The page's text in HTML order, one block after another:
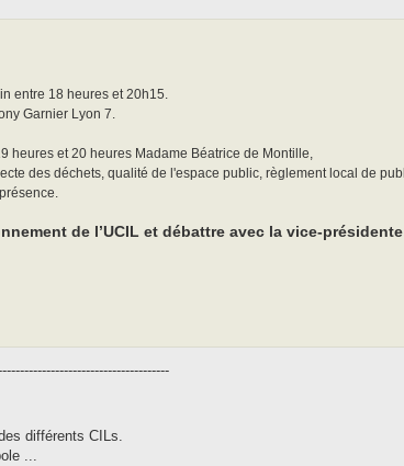
entre 18 heures et 20h15.
Garnier Lyon 7.
heures et 20 heures Madame Béatrice de Montille,
des déchets, qualité de l'espace public, règlement local de
de l’UCIL et débattre avec la vice-
différents CILs.
...